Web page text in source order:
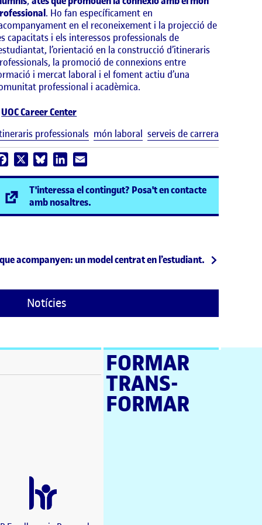
. Ho fan específicament en
en el reconeixement i la projecció de
capacitats i els interessos professionals de
l’orientació en la construcció d’itineraris
la promoció de connexions entre
i mercat laboral i el foment actiu d’una
professional i acadèmica.
UOC Career Center
professionals món laboral serveis de carrera
Facebook Bluesky LinkedIn
T'interessa el contingut? Posa't en contacte
amb nosaltres.
acompanyen: un model centrat en l’estudiant.
Notícies
nova)
una finestra nova)
nova)
finestra nova)
finestra nova)
FORMAR
TRANS­
FORMAR